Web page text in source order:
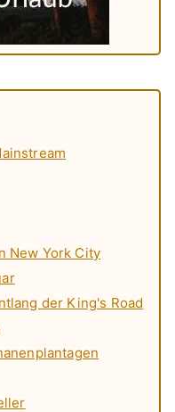
New York City
der King's Road